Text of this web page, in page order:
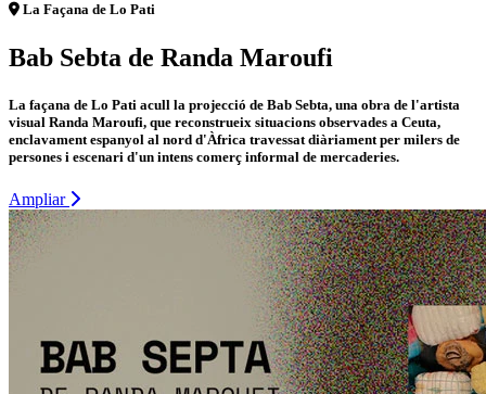
La Façana de Lo Pati
Bab Sebta de Randa Maroufi
La façana de Lo Pati acull la projecció de Bab Sebta, una obra de l'artista
visual Randa Maroufi, que reconstrueix situacions observades a Ceuta,
enclavament espanyol al nord d'Àfrica travessat diàriament per milers de
persones i escenari d'un intens comerç informal de mercaderies.
Ampliar